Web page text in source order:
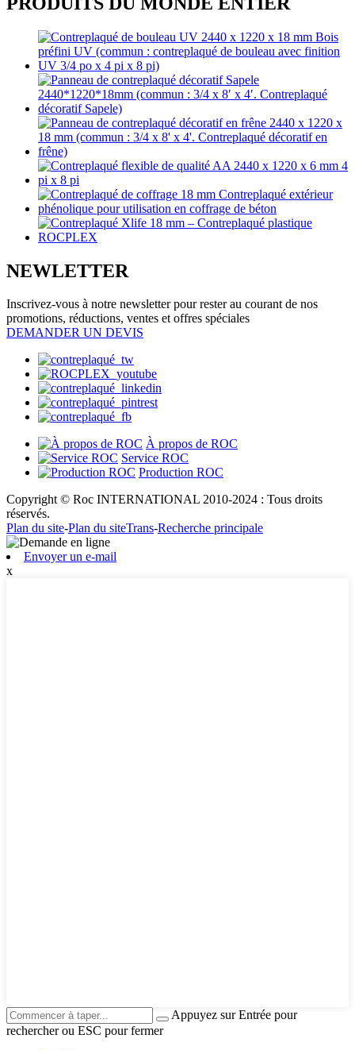
NEWLETTER
Inscrivez-vous à notre newsletter pour rester au courant de nos
promotions, réductions, ventes et offres spéciales
DEMANDER UN DEVIS
À propos de ROC
Service ROC
Production ROC
Copyright © Roc INTERNATIONAL 2010-2024 : Tous droits
réservés.
Plan du site-Plan du siteTrans-Recherche principale
Envoyer un e-mail
x
Appuyez sur Entrée pour
rechercher ou ESC pour fermer